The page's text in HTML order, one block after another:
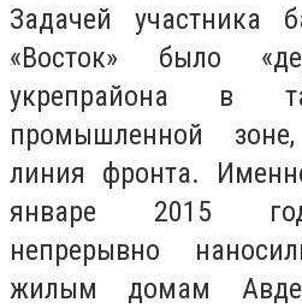
Задачей участника
«Восток» было
укрепрайона в
промышленной
линия фронта.
январе 2015
непрерывно
жилым домам